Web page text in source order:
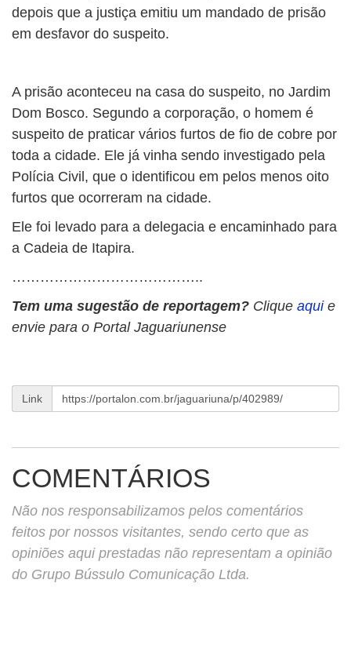
depois que a justiça emitiu um mandado de prisão
em desfavor do suspeito.
A prisão aconteceu na casa do suspeito, no Jardim
Dom Bosco. Segundo a corporação, o homem é
suspeito de praticar vários furtos de fio de cobre por
toda a cidade. Ele já vinha sendo investigado pela
Polícia Civil, que o identificou em pelos menos oito
furtos que ocorreram na cidade.
Ele foi levado para a delegacia e encaminhado para
a Cadeia de Itapira.
…………………………………..
Tem uma sugestão de reportagem? Clique aqui e
envie para o Portal Jaguariunense
Link
COMENTÁRIOS
Não nos responsabilizamos pelos comentários
feitos por nossos visitantes, sendo certo que as
opiniões aqui prestadas não representam a opinião
do Grupo Bússulo Comunicação Ltda.